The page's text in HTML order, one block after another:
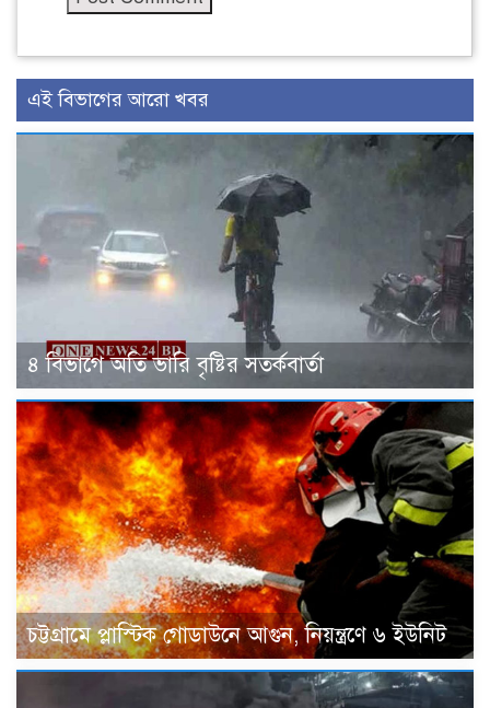
এই বিভাগের আরো খবর
৪ বিভাগে অতি ভারি বৃষ্টির সতর্কবার্তা
চট্টগ্রামে প্লাস্টিক গোডাউনে আগুন, নিয়ন্ত্রণে ৬ ইউনিট